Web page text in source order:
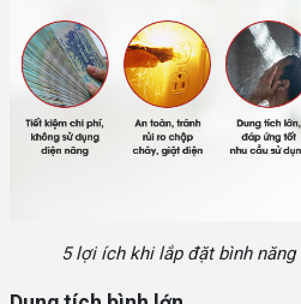
5 lợi ích khi lắp đặt bình